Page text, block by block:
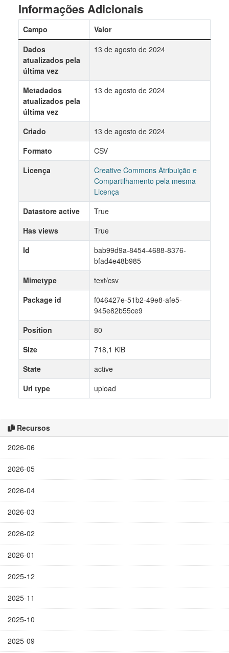
Recursos
2026-06
2026-05
2026-04
2026-03
2026-02
2026-01
2025-12
2025-11
2025-10
2025-09
Informações Adicionais
Campo
Valor
Dados
atualizados pela
última vez
13 de agosto de 2024
Metadados
atualizados pela
última vez
13 de agosto de 2024
Criado
13 de agosto de 2024
Formato
CSV
Licença
Creative Commons Atribuição e
Compartilhamento pela mesma
Licença
Datastore active
True
Has views
True
Id
bab99d9a-8454-4688-8376-
bfad4e48b985
Mimetype
text/csv
Package id
f046427e-51b2-49e8-afe5-
945e82b55ce9
Position
80
Size
718,1 KiB
State
active
Url type
upload